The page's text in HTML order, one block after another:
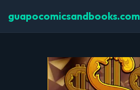
guapocomicsandbooks.com